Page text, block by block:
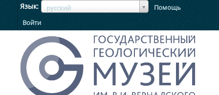
Язык русский
ЯзыкЯзык
Помощь
Войти